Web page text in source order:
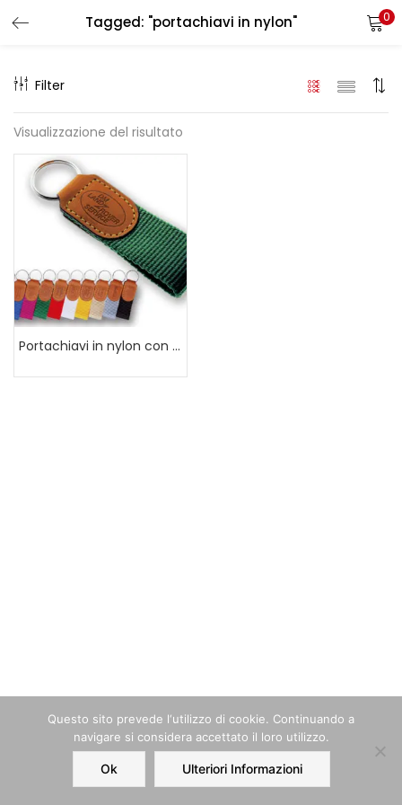
Tagged: "portachiavi in nylon" 0
Home Order Account
Filter
Visualizzazione del risultato
Portachiavi in nylon con riporto in cuoio
LOGIN REGISTER
Enter your username and password to login.
Remember me
Login
Lost password?
Questo sito prevede l‘utilizzo di cookie. Continuando a
navigare si considera accettato il loro utilizzo.
Ok Ulteriori Informazioni